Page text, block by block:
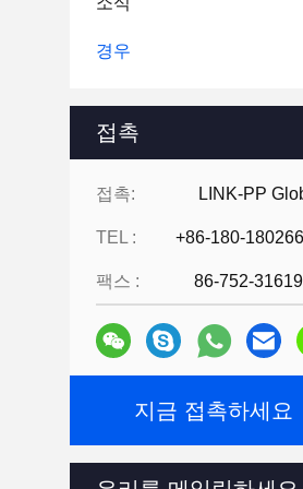
경우
접촉
접촉: LINK-PP
TEL :
팩스 : 86-752-
지금 접촉하세요